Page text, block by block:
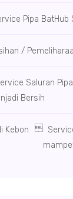
Pipa BatHub
/
Saluran
Bersih
Kebon
